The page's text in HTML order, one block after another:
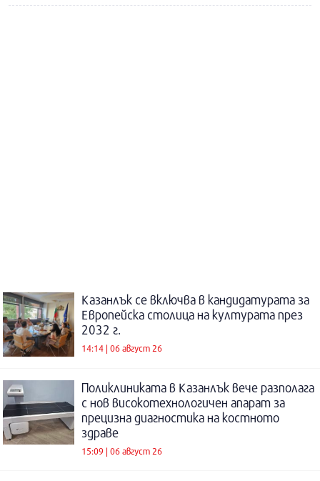
Казанлък се включва в кандидатурата за
Европейска столица на културата през
2032 г.
14:14 | 06 август 26
Поликлиниката в Казанлък вече разполага
с нов високотехнологичен апарат за
прецизна диагностика на костното
здраве
15:09 | 06 август 26